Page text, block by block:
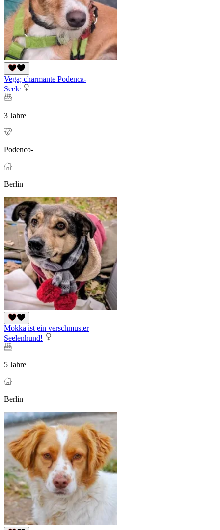
Vega; charmante Podenca-
Seele
3 Jahre
Podenco-
Berlin
Mokka ist ein verschmuster
Seelenhund!
5 Jahre
Berlin